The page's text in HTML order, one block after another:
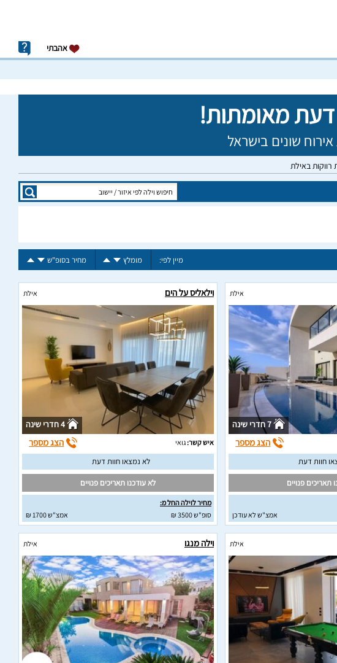
אהבתי
רווקות באילת
מיין לפי: מומלץ מחיר בסופ"ש
אילת
7 חדרי שינה
הצג מספר
חוות דעת
תאריכים פנויים
אמצ"ש לא עודכן
וילאליס על הים אילת
4 חדרי שינה
איש קשר:גואי הצג מספר
לא נמצאו חוות דעת
לא עודכנו תאריכים פנויים
מחיר לוילה החל מ:
סופ"ש 3500 ₪
אמצ"ש 1700 ₪
אילת וילה מנגו אילת